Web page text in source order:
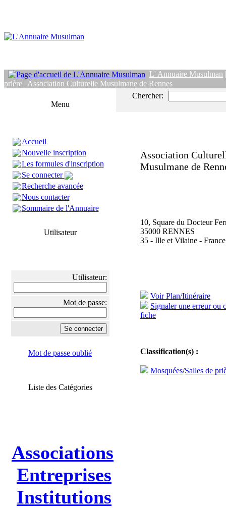
L' Annuaire Musulman
prière | Association Culturelle Musulmane de Rennes
Menu
Accueil
Nouvelle inscription
Les formules d'inscription
Se connecter
Recherche avancée
Nous contacter
Sommaire de l'Annuaire
Utilisateur
Utilisateur:
Mot de passe:
Mot de passe oublié
Liste des Catégories
Associations
Entreprises
Institutions
Chercher:
Association
Musulmane de
10, Square du Docteur
35000 RENNES
35 - Ille et Vilaine - France
Voir Plan/Itinéraire
Signaler une erreur ou
fiche
Classification(s) :
Mosquées/Salles de